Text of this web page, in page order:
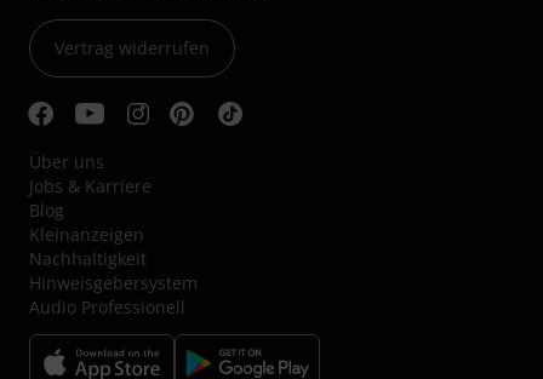
Vertrag widerrufen
Über uns
Jobs & Karriere
Blog
Kleinanzeigen
Nachhaltigkeit
Hinweisgebersystem
Audio Professionell